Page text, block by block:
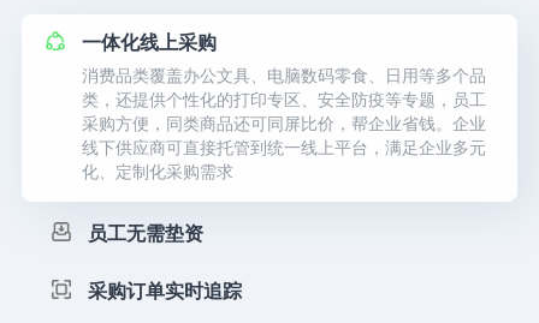
一体化线上采购
消费品类覆盖办公文具、电脑数码零食、日用等多个品
类，还提供个性化的打印专区、安全防疫等专题，员工
采购方便，同类商品还可同屏比价，帮企业省钱。企业
线下供应商可直接托管到统一线上平台，满足企业多元
化、定制化采购需求
员工无需垫资
采购订单实时追踪